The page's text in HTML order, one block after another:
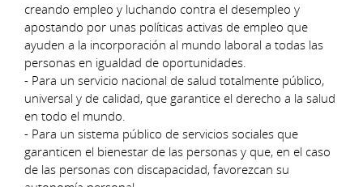
creando empleo y luchando contra el desempleo y
apostando por unas políticas activas de empleo que
ayuden a la incorporación al mundo laboral a todas las
personas en igualdad de oportunidades.
- Para un servicio nacional de salud totalmente público,
universal y de calidad, que garantice el derecho a la salud
en todo el mundo.
- Para un sistema público de servicios sociales que
garanticen el bienestar de las personas y que, en el caso
de las personas con discapacidad, favorezcan su